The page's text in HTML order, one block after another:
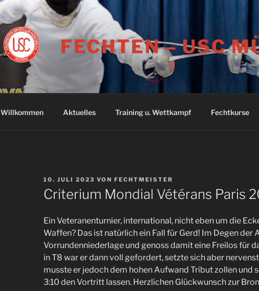
FECHTEN – USC
Willkommen Aktuelles Training u. Wettkampf Fechtkurse
VERÖFFENTLICHT
AM
10. JULI 2023 VON FECHTMEISTER
Criterium Mondial Vétérans Paris
Ein Veteranenturnier, international, nicht eben um die
Waffen? Das ist natürlich ein Fall für Gerd! Im Degen
Vorrundenniederlage und genoss damit eine Freilos für
in T8 war er dann voll gefordert, setzte sich aber
musste er jedoch dem hohen Aufwand Tribut zollen und
3:10 den Vortritt lassen. Herzlichen Glückwunsch zur